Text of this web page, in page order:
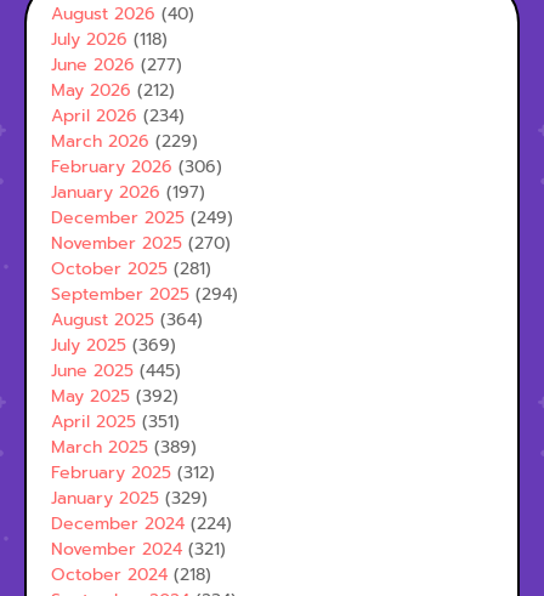
August 2026 (40)
July 2026 (118)
June 2026 (277)
May 2026 (212)
April 2026 (234)
March 2026 (229)
February 2026 (306)
January 2026 (197)
December 2025 (249)
November 2025 (270)
October 2025 (281)
September 2025 (294)
August 2025 (364)
July 2025 (369)
June 2025 (445)
May 2025 (392)
April 2025 (351)
March 2025 (389)
February 2025 (312)
January 2025 (329)
December 2024 (224)
November 2024 (321)
October 2024 (218)